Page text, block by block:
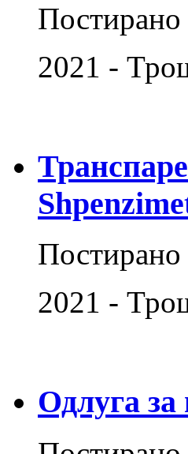
Постирано
2021 -
Постирано
2021 -
Одлуга за